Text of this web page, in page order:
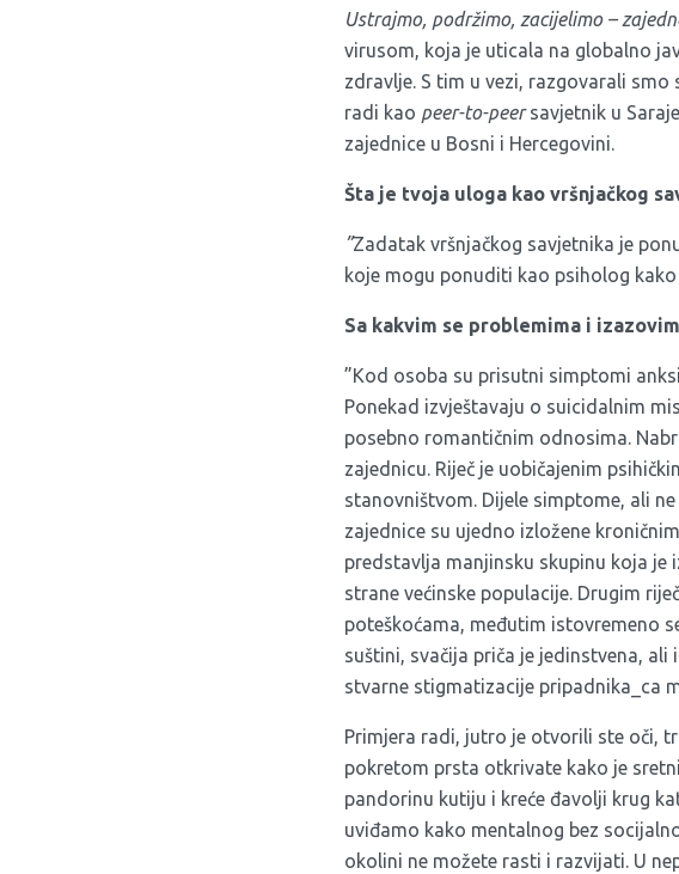
Ustrajmo, podržimo, zacijelimo –
virusom, koja je uticala na globalno
zdravlje. S tim u vezi, razgovarali smo
radi kao peer-to-peersavjetnik u
zajednice u Bosni i Hercegovini.
Šta je tvoja uloga kao vršnjačkog
”Zadatak vršnjačkog savjetnika je
koje mogu ponuditi kao psiholog
Sa kakvim se problemima i
”Kod osoba su prisutni simptomi
Ponekad izvještavaju o suicidalnim
posebno romantičnim odnosima.
zajednicu. Riječ je uobičajenim
stanovništvom. Dijele simptome, ali
zajednice su ujedno izložene
predstavlja manjinsku skupinu koja
strane većinske populacije. Drugim
poteškoćama, međutim istovremeno
suštini, svačija priča je jedinstvena,
stvarne stigmatizacije pripadnika_ca
Primjera radi, jutro je otvorili ste oči,
pokretom prsta otkrivate kako je
pandorinu kutiju i kreće đavolji krug
uviđamo kako mentalnog bez
okolini ne možete rasti i razvijati. U